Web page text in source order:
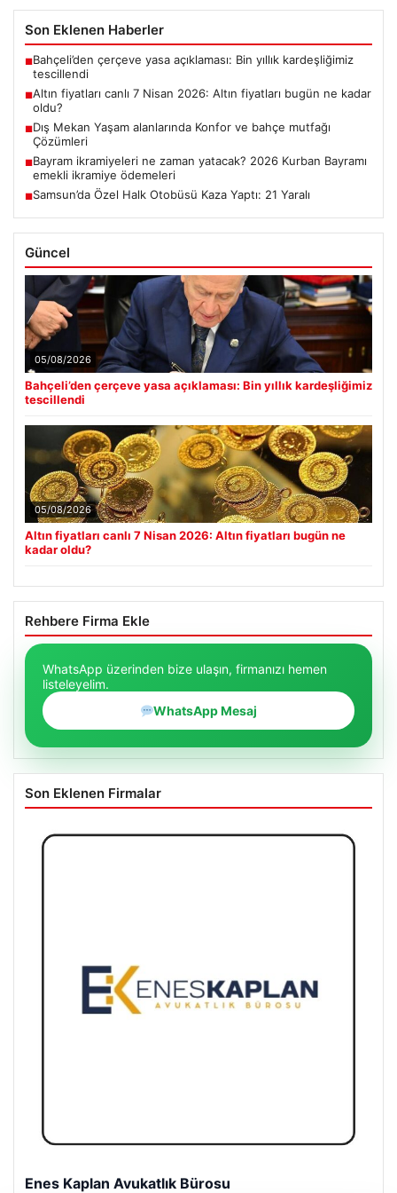
Son Eklenen Haberler
■Bahçeli’den çerçeve yasa açıklaması: Bin yıllık kardeşliğimiz
tescillendi
■Altın fiyatları canlı 7 Nisan 2026: Altın fiyatları bugün ne kadar
oldu?
■Dış Mekan Yaşam alanlarında Konfor ve bahçe mutfağı
Çözümleri
■Bayram ikramiyeleri ne zaman yatacak? 2026 Kurban Bayramı
emekli ikramiye ödemeleri
■Samsun’da Özel Halk Otobüsü Kaza Yaptı: 21 Yaralı
Güncel
05/08/2026
Bahçeli’den çerçeve yasa açıklaması: Bin yıllık kardeşliğimiz
tescillendi
05/08/2026
Altın fiyatları canlı 7 Nisan 2026: Altın fiyatları bugün ne
kadar oldu?
Rehbere Firma Ekle
WhatsApp üzerinden bize ulaşın, firmanızı hemen
listeleyelim.
WhatsApp Mesaj
Son Eklenen Firmalar
Enes Kaplan Avukatlık Bürosu